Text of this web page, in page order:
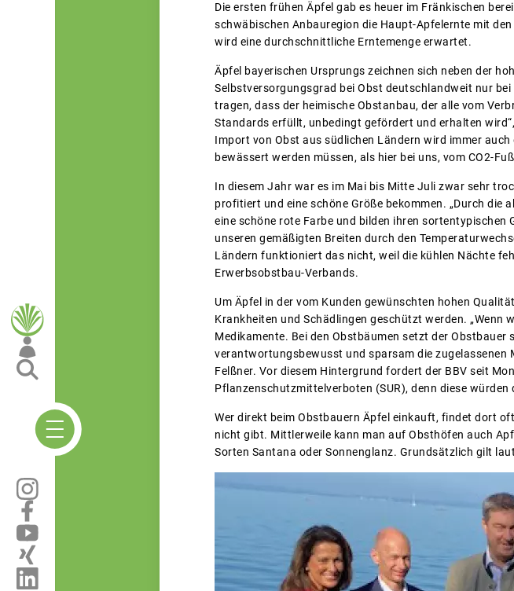
Die ersten frühen Äpfel gab es heuer im Fränkischen
schwäbischen Anbauregion die Haupt-Apfelernte mit
wird eine durchschnittliche Erntemenge erwartet.
Äpfel bayerischen Ursprungs zeichnen sich neben der
Selbstversorgungsgrad bei Obst deutschlandweit nur
tragen, dass der heimische Obstanbau, der alle vom
Standards erfüllt, unbedingt gefördert und erhalten
Import von Obst aus südlichen Ländern wird immer
bewässert werden müssen, als hier bei uns, vom CO2-
In diesem Jahr war es im Mai bis Mitte Juli zwar sehr
profitiert und eine schöne Größe bekommen. „Durch die
eine schöne rote Farbe und bilden ihren sortentypischen
unseren gemäßigten Breiten durch den
Ländern funktioniert das nicht, weil die kühlen Nächte
Erwerbsobstbau-Verbands.
Um Äpfel in der vom Kunden gewünschten hohen
Krankheiten und Schädlingen geschützt werden. „Wenn
Medikamente. Bei den Obstbäumen setzt der
verantwortungsbewusst und sparsam die zugelassenen
Felßner. Vor diesem Hintergrund fordert der BBV seit
Pflanzenschutzmittelverboten (SUR), denn diese
Wer direkt beim Obstbauern Äpfel einkauft, findet dort
nicht gibt. Mittlerweile kann man auf Obsthöfen auch
Sorten Santana oder Sonnenglanz. Grundsätzlich gilt